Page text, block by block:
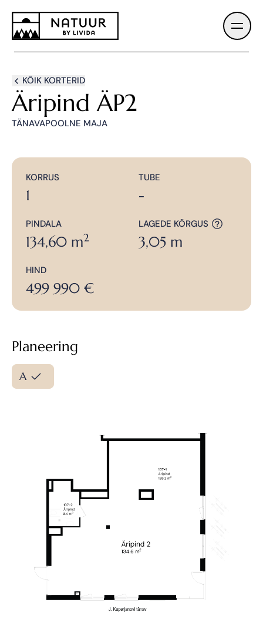
Tutvustus
Arendaja
Viimistlus
Galerii
Livida Kogemus
KÕIK KORTERID
Äripind ÄP2
TÄNAVAPOOLNE MAJA
KORRUS
1
TUBE
-
PINDALA
134,60 m2
LAGEDE KÕRGUS
3,05 m
HIND
499 990 €
Planeering
A